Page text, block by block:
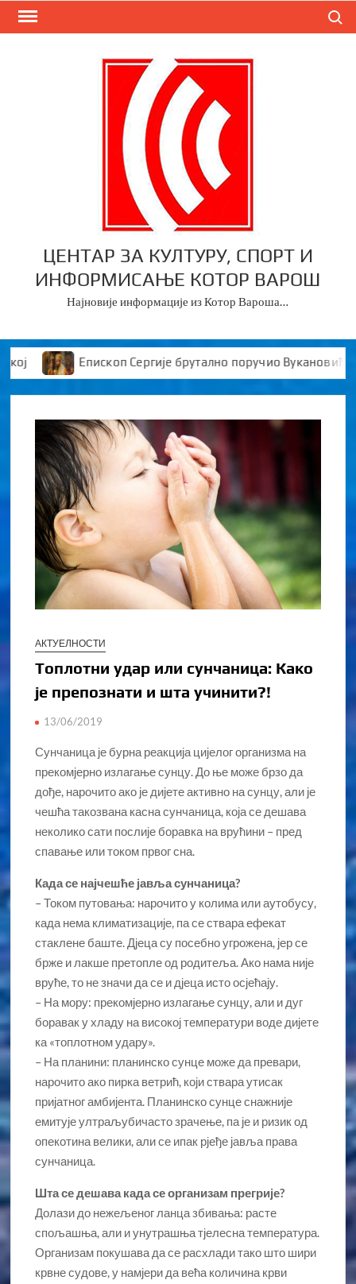
Skip
ЦЕНТАР ЗА КУЛТУРУ, СПОРТ И
ИНФОРМИСАЊЕ КОТОР ВАРОШ
Најновије информације из Котор Вароша…
Епископ Сергије брутално поручио Вукановићу “У
АКТУЕЛНОСТИ
Топлотни удар или сунчаница: Како
је препознати и шта учинити?!
13/06/2019
Сунчаница је бурна реакција цијелог организма на
прекомјерно излагање сунцу. До ње може брзо да
дође, нарочито ако је дијете активно на сунцу, али је
чешћа такозвана касна сунчаница, која се дешава
неколико сати послије боравка на врућини – пред
спавање или током првог сна.
Када се најчешће јавља сунчаница?
– Током путовања: нарочито у колима или аутобусу,
када нема климатизације, па се ствара ефекат
стаклене баште. Дјеца су посебно угрожена, јер се
брже и лакше претопле од родитеља. Ако нама није
вруће, то не значи да се и дјеца исто осјећају.
– На мору: прекомјерно излагање сунцу, али и дуг
боравак у хладу на високој температури воде дијете
ка «топлотном удару».
– На планини: планинско сунце може да превари,
нарочито ако пирка ветрић, који ствара утисак
пријатног амбијента. Планинско сунце снажније
емитује ултраљубичасто зрачење, па је и ризик од
опекотина велики, али се ипак рјеђе јавља права
сунчаница.
Шта се дешава када се организам прегрије?
Долази до нежељеног ланца збивања: расте
спољашња, али и унутрашња тјелесна температура.
Организам покушава да се расхлади тако што шири
крвне судове, у намјери да већа количина крви